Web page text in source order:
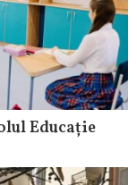
Educație